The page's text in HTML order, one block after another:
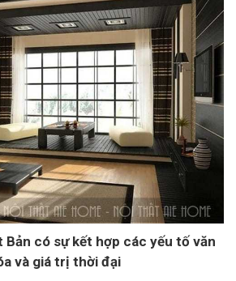
Bản có sự kết hợp các yếu tố văn
và giá trị thời đại